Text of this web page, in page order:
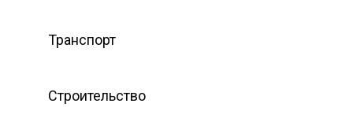
Транспорт
Строительство